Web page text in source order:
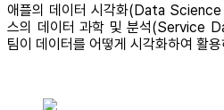
애플의 데이터 시각화(Data
스의 데이터 과학 및 분석(Service
팀이 데이터를 어떻게 시각화하여 활